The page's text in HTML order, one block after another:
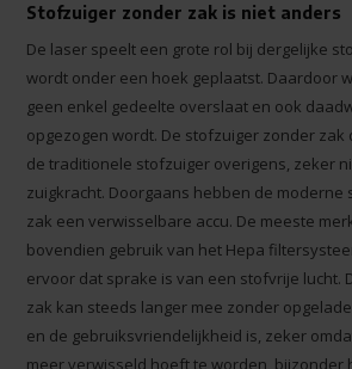
Stofzuiger zonder zak is niet anders
De laser speelt een grote rol bij dergelijke
wordt onder een hoek geplaatst. Daardoor
geen enkel gedeelte overslaat en ook
opgezogen wordt. De stofzuiger zonder
de traditionele stofzuiger overigens, zeker
zuigkracht. Doorgaans hebben de
zak een verwisselbare accu. De meeste
bovendien gebruik van het Hepa
ervoor dat sprake is van een stofvrije lucht.
zak kan steeds langer mee zonder
en de gebruiksvriendelijkheid is, zeker
meer verwisseld hoeft te worden, bijzonder